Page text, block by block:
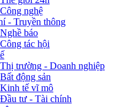
Công nghệ
- Truyền thông
Nghề báo
Công tác hội
Thị trường - Doanh nghiệp
Bất động sản
Kinh tế vĩ mô
Đầu tư - Tài chính